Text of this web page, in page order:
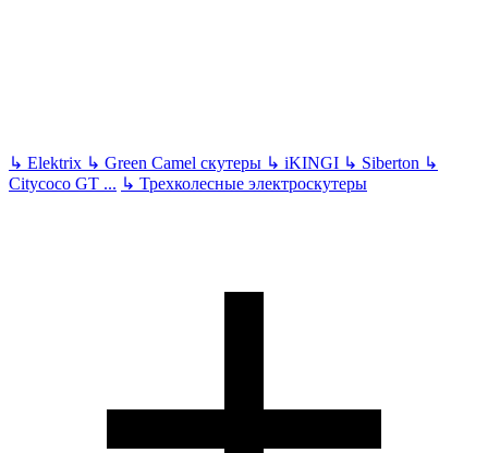
↳ Elektrix ↳ Green Camel скутеры ↳ iKINGI ↳ Siberton ↳
Citycoco GT ... ↳ Трехколесные электроскутеры